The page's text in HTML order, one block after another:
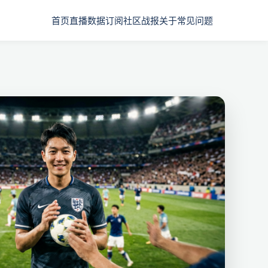
首页直播数据订阅社区战报关于常见问题